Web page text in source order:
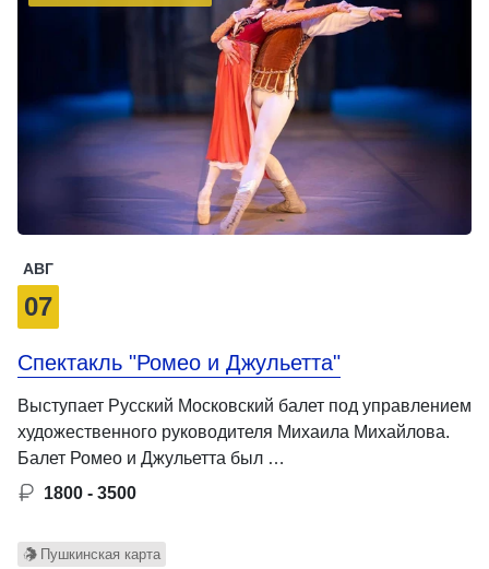
АВГ
07
Спектакль "Ромео и Джульетта"
Выступает Русский Московский балет под управлением
художественного руководителя Михаила Михайлова.
Балет Ромео и Джульетта был …
1800 - 3500
Пушкинская карта